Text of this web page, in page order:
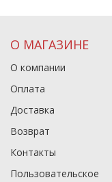
О МАГАЗИНЕ
О компании
Оплата
Доставка
Возврат
Контакты
Пользовательское